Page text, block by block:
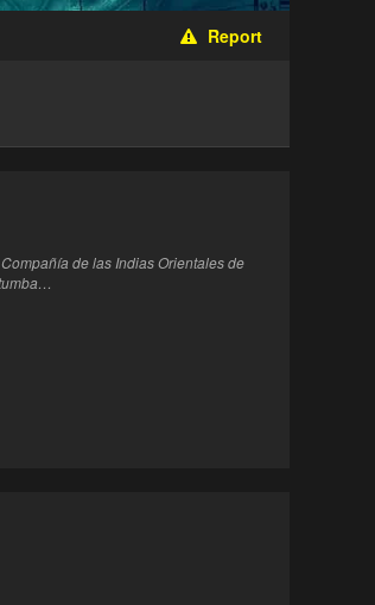
Report
de las Indias Orientales de